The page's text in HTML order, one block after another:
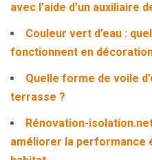
avec l’aide d’un auxiliaire
Couleur vert d’eau :
fonctionnent en
Quelle forme de voile
terrasse ?
Rénovation-
améliorer la performance